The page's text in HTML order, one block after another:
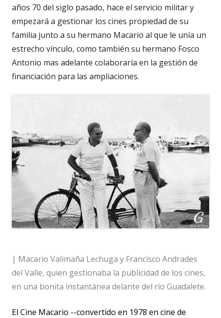
años 70 del siglo pasado, hace el servicio militar y
empezará a gestionar los cines propiedad de su
familia junto a su hermano Macario al que le unía un
estrecho vínculo, como también su hermano Fosco
Antonio mas adelante colaboraría en la gestión de
financiación para las ampliaciones.
| Macario Valimaña Lechuga y Francisco Andrades
del Valle, quien gestionaba la publicidad de los cines,
en una bonita instantánea delante del río Guadalete.
El Cine Macario --convertido en 1978 en cine de